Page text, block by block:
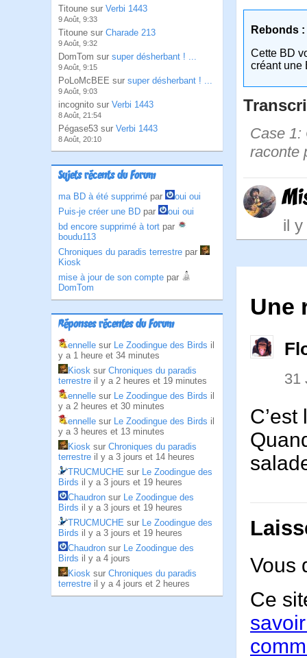
Titoune sur Verbi 1443
9 Août, 9:33
Titoune sur Charade 213
9 Août, 9:32
DomTom sur super désherbant ! ...
9 Août, 9:15
PoLoMcBEE sur super désherbant ! ...
9 Août, 9:03
incognito sur Verbi 1443
8 Août, 21:54
Pégase53 sur Verbi 1443
8 Août, 20:10
Sujets récents du Forum
ma BD à été supprimé par
oui oui
Puis-je créer une BD par
oui oui
bd encore supprimé à tort par
boudu113
Chroniques du paradis terrestre par
Kiosk
mise à jour de son compte par
DomTom
Réponses récentes du Forum
ennelle sur Le Zoodingue des Birds il
y a 1 heure et 34 minutes
Kiosk sur Chroniques du paradis
terrestre il y a 2 heures et 19 minutes
ennelle sur Le Zoodingue des Birds il
y a 2 heures et 30 minutes
ennelle sur Le Zoodingue des Birds il
y a 3 heures et 13 minutes
Kiosk sur Chroniques du paradis
terrestre il y a 3 jours et 14 heures
TRUCMUCHE sur Le Zoodingue des
Birds il y a 3 jours et 19 heures
Chaudron sur Le Zoodingue des
Birds il y a 3 jours et 19 heures
TRUCMUCHE sur Le Zoodingue des
Birds il y a 3 jours et 19 heures
Chaudron sur Le Zoodingue des
Birds il y a 4 jours
Kiosk sur Chroniques du paradis
terrestre il y a 4 jours et 2 heures
Rebonds :
Cette BD
créant une
Case 1:
raconte
il y
Une
31
Vous
Ce